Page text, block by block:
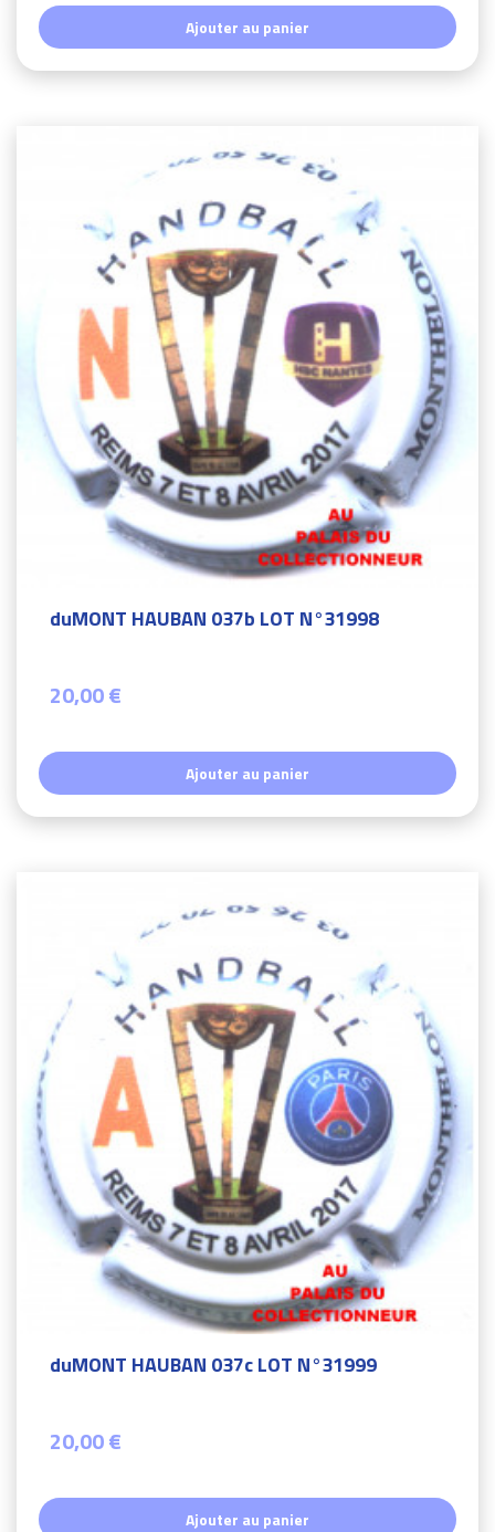
Ajouter au panier
duMONT HAUBAN 037b LOT N°31998
20,00 €
Ajouter au panier
duMONT HAUBAN 037c LOT N°31999
20,00 €
Ajouter au panier